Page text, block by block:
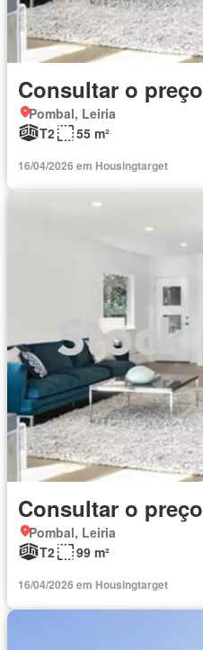
Consultar o preço
Pombal, Leiria
T2
55 m²
16/04/2026 em Housingtarget
Consultar o preço
Pombal, Leiria
T2
99 m²
16/04/2026 em Housingtarget